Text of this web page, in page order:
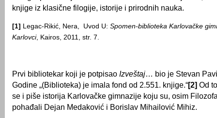
knjige iz klasične filogije, istorije i prirodnih nauka.
[1] Legac-Rikić, Nera, Uvod U: Spomen-biblioteka Karlovačke
Karlovci, Kairos, 2011, str. 7.
Prvi bibliotekar koji je potpisao Izveštaj… bio je Stevan
Godine „(Biblioteka) je imala fond od 2.551. knjige.“[2] Od
se i piše istorija Karlovačke gimnazije koju su, osim
pohađali Dejan Medaković i Borislav Mihailović Mihiz.